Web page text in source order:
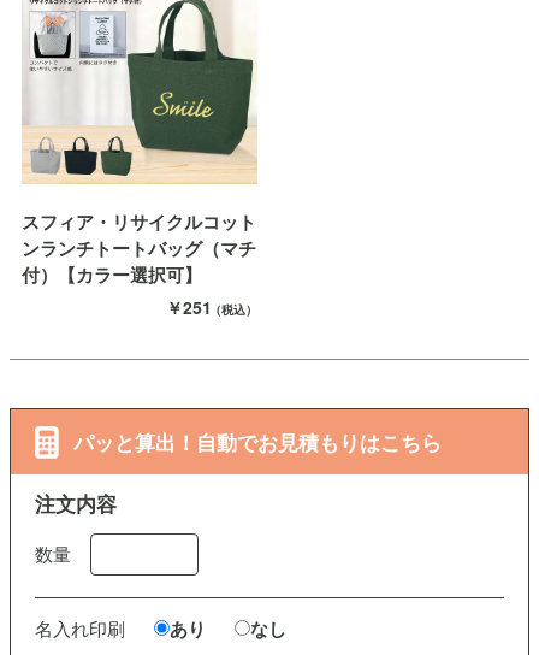
スフィア・リサイクルコット
ンランチトートバッグ（マチ
付）【カラー選択可】
￥251 （税込）
パッと算出！自動でお見積もりはこちら
注文内容
数量
名入れ印刷 あり なし